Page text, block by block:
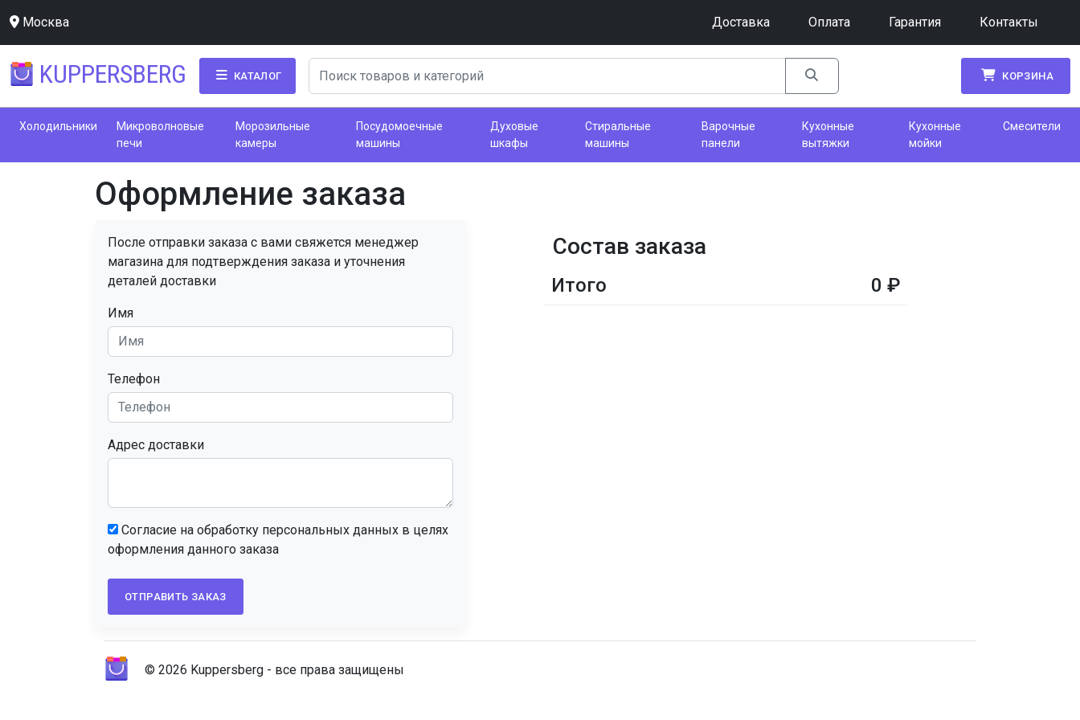
Москва Доставка Оплата Гарантия Контакты
KUPPERSBERG КАТАЛОГ КОРЗИНА
Холодильники
Микроволновые
печи
Морозильные
камеры
Посудомоечные
машины
Духовые
шкафы
Стиральные
машины
Варочные
панели
Кухонные
вытяжки
Кухонные
мойки
Смесители
Оформление заказа
После отправки заказа с вами свяжется менеджер
магазина для подтверждения заказа и уточнения
деталей доставки
Имя
Телефон
Адрес доставки
оформления данного заказа
ОТПРАВИТЬ ЗАКАЗ
Состав заказа
Итого 0 ₽
© 2026 Kuppersberg - все права защищены